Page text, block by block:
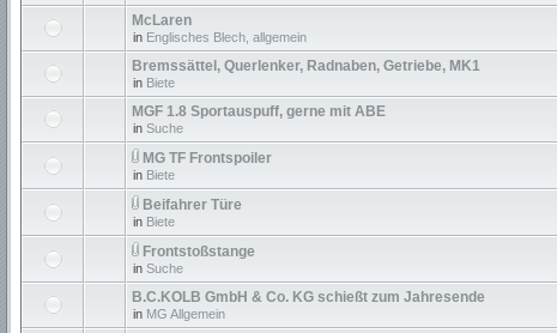
McLaren
in Englisches Blech, allgemein
Bremssättel, Querlenker, Radnaben, Getriebe, MK1
in Biete
MGF 1.8 Sportauspuff, gerne mit ABE
in Suche
MG TF Frontspoiler
in Biete
Beifahrer Türe
in Biete
Frontstoßstange
in Suche
B.C.KOLB GmbH & Co. KG schießt zum Jahresende
in MG Allgemein